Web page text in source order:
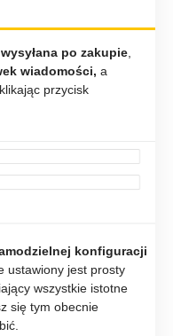
po zakupie
wiadomości, a
przycisk
konfiguracji
ustawiony jest prosty
wszystkie istotne
się tym obecnie